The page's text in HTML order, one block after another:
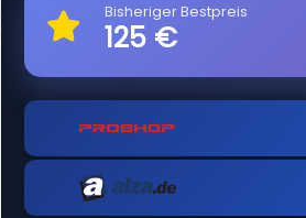
Bisheriger Bestpreis
125 €